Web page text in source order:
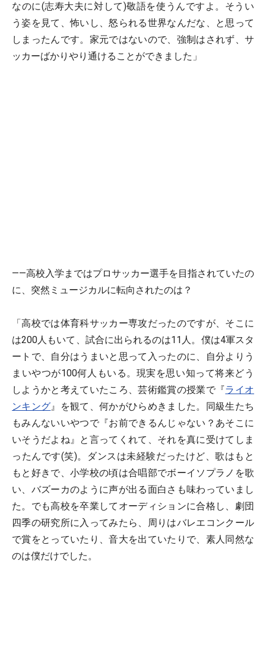
なのに(志寿大夫に対して)敬語を使うんですよ。そうい
う姿を見て、怖いし、怒られる世界なんだな、と思って
しまったんです。家元ではないので、強制はされず、サ
ッカーばかりやり通けることができました」
――高校入学まではプロサッカー選手を目指されていたの
に、突然ミュージカルに転向されたのは？
「高校では体育科サッカー専攻だったのですが、そこに
は200人もいて、試合に出られるのは11人。僕は4軍スタ
ートで、自分はうまいと思って入ったのに、自分よりう
まいやつが100何人もいる。現実を思い知って将来どう
しようかと考えていたころ、芸術鑑賞の授業で『ライオ
ンキング』を観て、何かがひらめきました。同級生たち
もみんないいやつで『お前できるんじゃない？あそこに
いそうだよね』と言ってくれて、それを真に受けてしま
ったんです(笑)。ダンスは未経験だったけど、歌はもと
もと好きで、小学校の頃は合唱部でボーイソプラノを歌
い、バズーカのように声が出る面白さも味わっていまし
た。でも高校を卒業してオーディションに合格し、劇団
四季の研究所に入ってみたら、周りはバレエコンクール
で賞をとっていたり、音大を出ていたりで、素人同然な
のは僕だけでした。